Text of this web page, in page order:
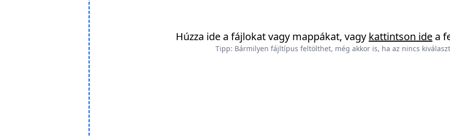
Húzza ide a fájlokat vagy mappákat, vagy kattintson ide a
Tipp: Bármilyen fájltípus feltölthet, még akkor is, ha az nincs